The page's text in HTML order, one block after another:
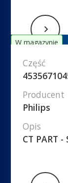
W magazynie
Część
Producent
Philips
Opis
CT PART -